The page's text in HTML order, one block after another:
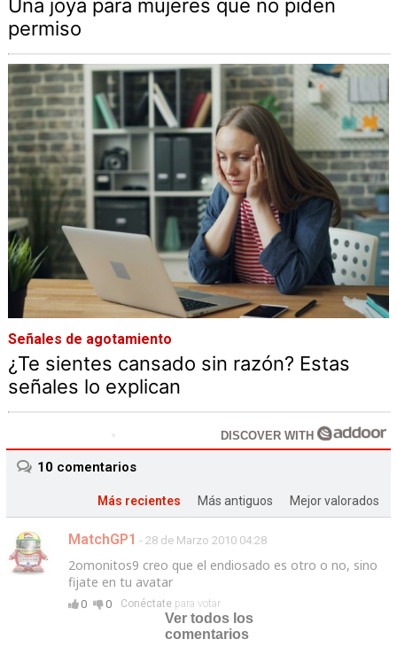
Una joya para mujeres que no piden
permiso
Señales de agotamiento
¿Te sientes cansado sin razón? Estas
señales lo explican
DISCOVER WITH
10comentarios
Más recientes Más antiguos Mejor valorados
MatchGP1 - 28 de Marzo 2010 04:28
2omonitos9 creo que el endiosado es otro o no, sino
fijate en tu avatar
0 0 Conéctatepara votar
Ver todos los
comentarios